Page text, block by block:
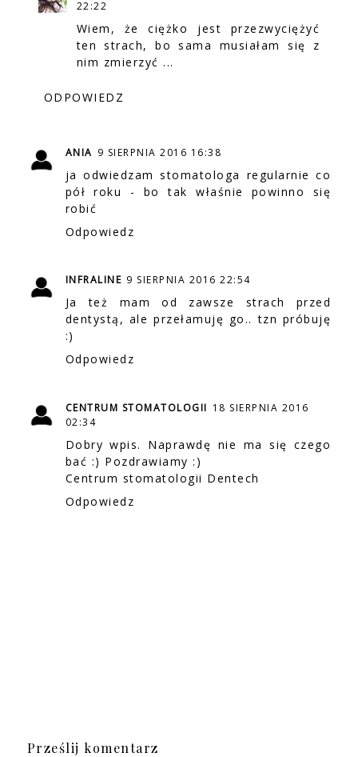
22:22
Wiem, że ciężko jest przezwyciężyć
ten strach, bo sama musiałam się z
nim zmierzyć ...
ODPOWIEDZ
ANIA 9 SIERPNIA 2016 16:38
ja odwiedzam stomatologa regularnie co
pół roku - bo tak właśnie powinno się
robić
Odpowiedz
INFRALINE 9 SIERPNIA 2016 22:54
Ja też mam od zawsze strach przed
dentystą, ale przełamuję go.. tzn próbuję
:)
Odpowiedz
CENTRUM STOMATOLOGII 18 SIERPNIA 2016
02:34
Dobry wpis. Naprawdę nie ma się czego
bać :) Pozdrawiamy :)
Centrum stomatologii Dentech
Odpowiedz
Prześlij komentarz